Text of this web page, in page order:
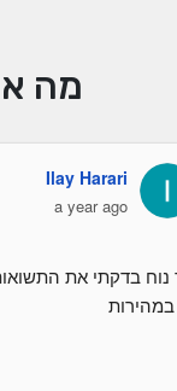
מה
Ilay Harari
a year ago